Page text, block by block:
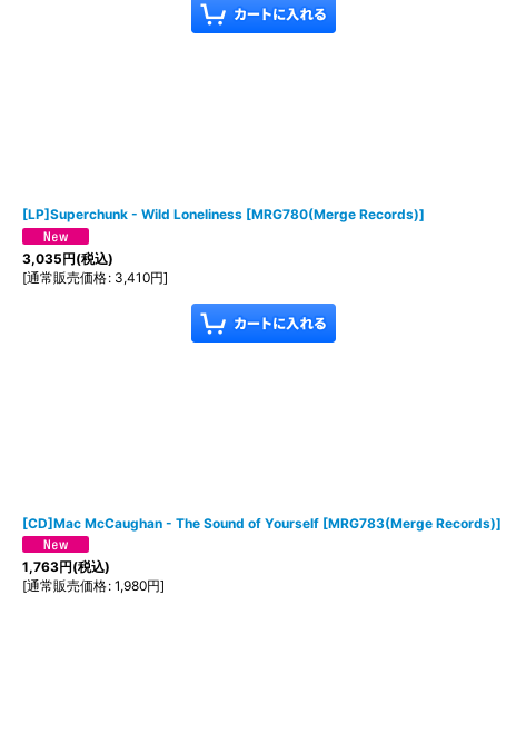
[LP]Superchunk - Wild Loneliness [MRG780(Merge Records)]
3,035円(税込)
[通常販売価格: 3,410円]
[CD]Mac McCaughan ‎- The Sound of Yourself [MRG783(Merge Records)]
1,763円(税込)
[通常販売価格: 1,980円]